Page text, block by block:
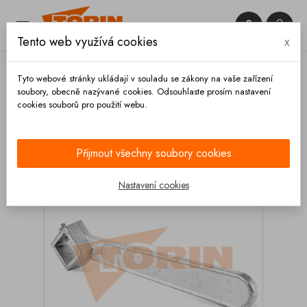
 

Tento web využívá cookies x
Tyto webové stránky ukládají v souladu se zákony na vaše zařízení
soubory, obecně nazývané cookies. Odsouhlaste prosím nastavení
cookies souborů pro použití webu.
Přijmout všechny soubory cookies
Nastavení cookies